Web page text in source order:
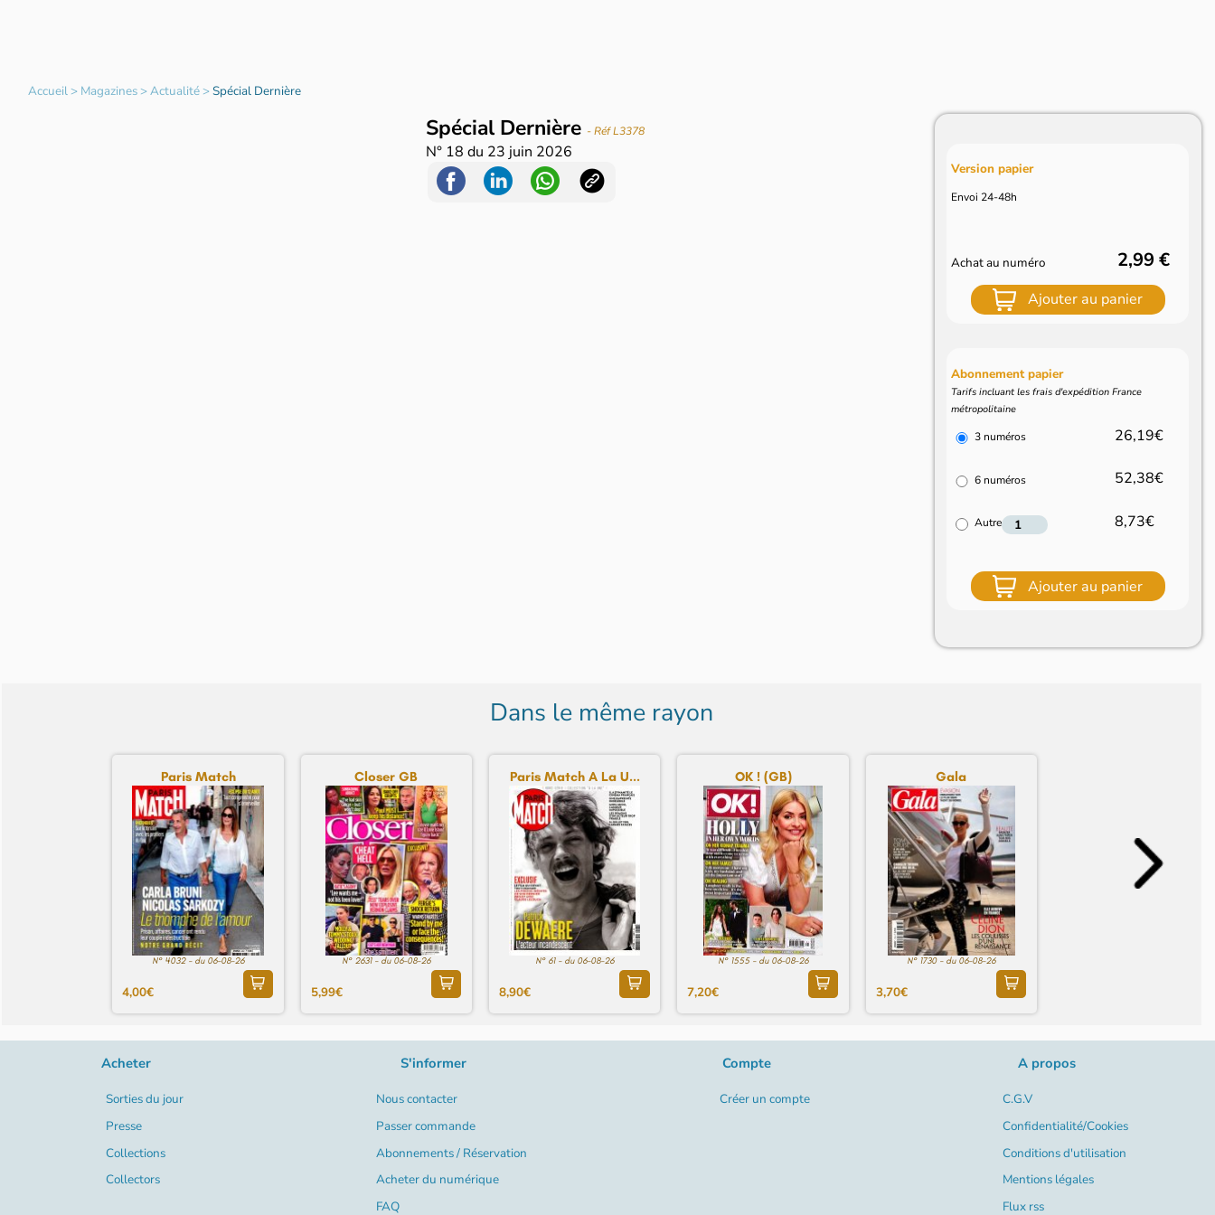
Accueil> Magazines>Actualité>Spécial Dernière
Spécial Dernière - Réf L3378
N° 18 du 23 juin 2026
Version papier
Envoi 24-48h
Achat au numéro 2,99 €
Ajouter au panier
Abonnement papier
Tarifs incluant les frais d'expédition France
métropolitaine
3 numéros 26,19€
6 numéros 52,38€
Autre 8,73€
Ajouter au panier
Dans le même rayon
Paris Match
N° 4032 - du 06-08-26
4,00€
Closer GB
N° 2631 - du 06-08-26
5,99€
Paris Match A La U...
N° 61 - du 06-08-26
8,90€
OK ! (GB)
N° 1555 - du 06-08-26
7,20€
Gala
N° 1730 - du 06-08-26
3,70€
Acheter
Sorties du jour
Presse
Collections
Collectors
S'informer
Nous contacter
Passer commande
Abonnements / Réservation
Acheter du numérique
FAQ
Compte
Créer un compte
A propos
C.G.V
Confidentialité/Cookies
Conditions d'utilisation
Mentions légales
Flux rss